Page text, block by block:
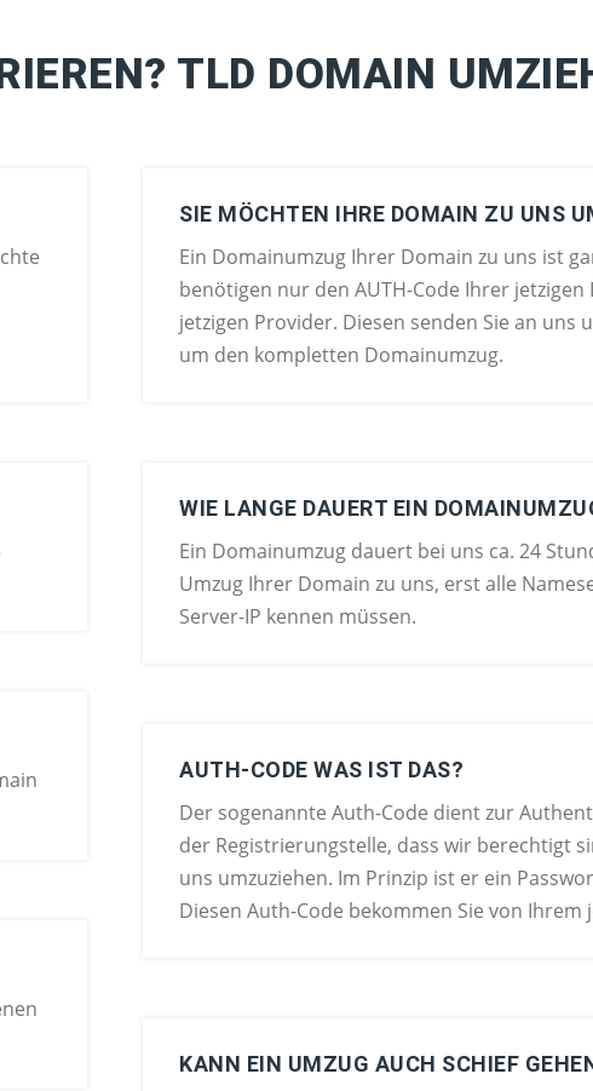
TLD DOMAIN
SIE MÖCHTEN IHRE DOMAIN ZU UNS
Ein Domainumzug Ihrer Domain zu uns ist
benötigen nur den AUTH-Code Ihrer
jetzigen Provider. Diesen senden Sie an uns
um den kompletten Domainumzug.
WIE LANGE DAUERT EIN
Ein Domainumzug dauert bei uns ca. 24
Umzug Ihrer Domain zu uns, erst alle
Server-IP kennen müssen.
AUTH-CODE WAS IST DAS?
Der sogenannte Auth-Code dient zur
der Registrierungstelle, dass wir berechtigt
uns umzuziehen. Im Prinzip ist er ein
Diesen Auth-Code bekommen Sie von Ihrem
KANN EIN UMZUG AUCH SCHIEF